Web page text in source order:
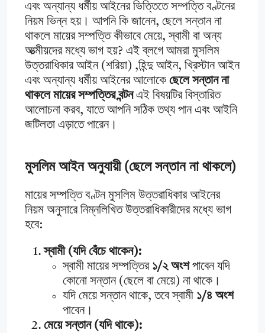
এবং অন্যান্য ধর্মীয় আইনের ভিত্তিতে সম্পত্তি বণ্টনের
নিয়ম ভিন্ন হয়। আপনি কি জানেন, ছেলে সন্তান না
থাকলে মায়ের সম্পত্তি কীভাবে মেয়ে, স্বামী বা অন্য
আত্মীয়দের মধ্যে ভাগ হয়? এই ব্লগে আমরা মুসলিম
উত্তরাধিকার আইন (শরিয়া) ,হিন্দু আইন, খ্রিস্টান আইন
এবং অন্যান্য ধর্মীয় আইনের আলোকে ছেলে সন্তান না
থাকলে মায়ের সম্পত্তির বন্টনএই বিষয়টির বিস্তারিত
আলোচনা করব, যাতে আপনি সঠিক তথ্য পান এবং আইনি
জটিলতা এড়াতে পারেন।
মুসলিম আইন অনুযায়ী (ছেলে সন্তান না থাকলে)
মায়ের সম্পত্তি বণ্টন মুসলিম উত্তরাধিকার আইনের
নিয়ম অনুসারে নিম্নলিখিত উত্তরাধিকারীদের মধ্যে ভাগ
হবে:
স্বামী (যদি বেঁচে থাকেন):
স্বামী মায়ের সম্পত্তির ১/২ অংশপাবেন যদি
কোনো সন্তান (ছেলে বা মেয়ে) না থাকে।
যদি মেয়ে সন্তান থাকে, তবে স্বামী ১/৪ অংশ
পাবেন।
মেয়ে সন্তান (যদি থাকে):